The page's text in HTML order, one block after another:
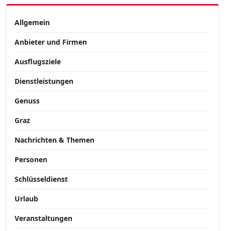
Allgemein
Anbieter und Firmen
Ausflugsziele
Dienstleistungen
Genuss
Graz
Nachrichten & Themen
Personen
Schlüsseldienst
Urlaub
Veranstaltungen